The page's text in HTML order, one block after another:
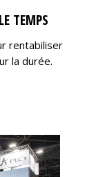
TEMPS
rentabiliser
la durée.